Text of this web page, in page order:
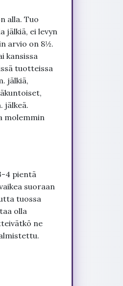
alla. Tuo
jälkiä, ei levyn
arvio on 8½.
kansissa
tuotteissa
jälkiä,
jälkeä.
molemmin
4 pientä
suoraan
tuossa
olla
ne